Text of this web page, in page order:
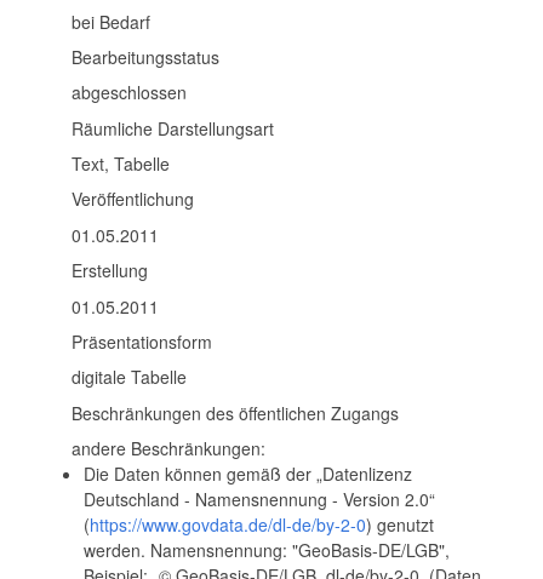
bei Bedarf
Bearbeitungsstatus
abgeschlossen
Räumliche Darstellungsart
Text, Tabelle
Veröffentlichung
01.05.2011
Erstellung
01.05.2011
Präsentationsform
digitale Tabelle
Beschränkungen des öffentlichen Zugangs
andere Beschränkungen:
Die Daten können gemäß der „Datenlizenz
Deutschland - Namensnennung - Version 2.0“
(https://www.govdata.de/dl-de/by-2-0) genutzt
werden. Namensnennung: "GeoBasis-DE/LGB",